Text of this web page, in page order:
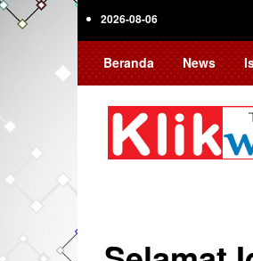
Skip
2026-08-06
Beranda News